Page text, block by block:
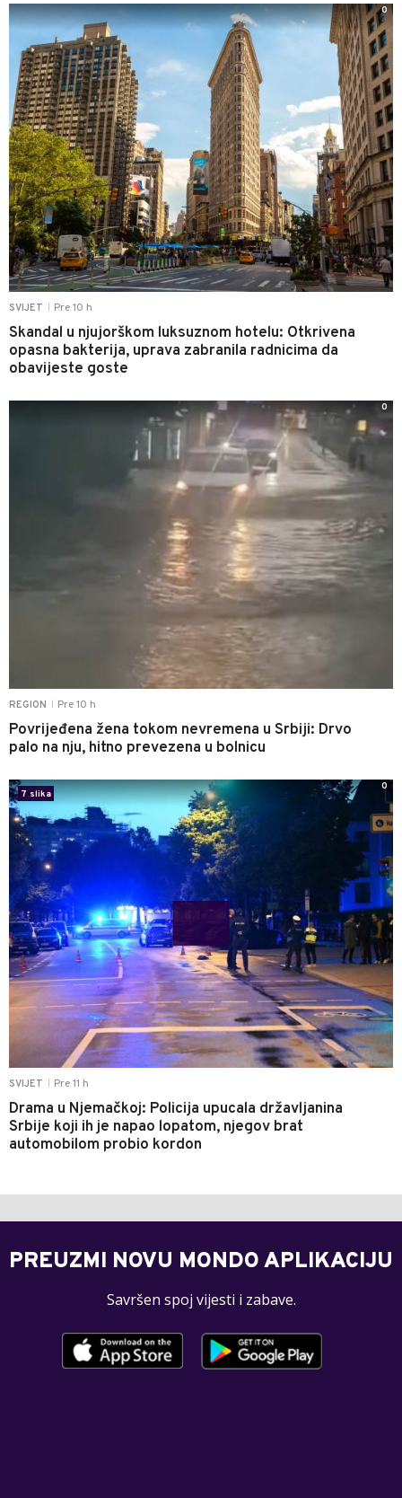
SVIJET Pre 10 h
Skandal u njujorškom luksuznom hotelu: Otkrivena
opasna bakterija, uprava zabranila radnicima da
obavijeste goste
0
REGION Pre 10 h
Povrijeđena žena tokom nevremena u Srbiji: Drvo
palo na nju, hitno prevezena u bolnicu
0
SVIJET Pre 11 h
Drama u Njemačkoj: Policija upucala državljanina
Srbije koji ih je napao lopatom, njegov brat
automobilom probio kordon
7 slika
0
PREUZMI NOVU MONDO APLIKACIJU
Savršen spoj vijesti i zabave.